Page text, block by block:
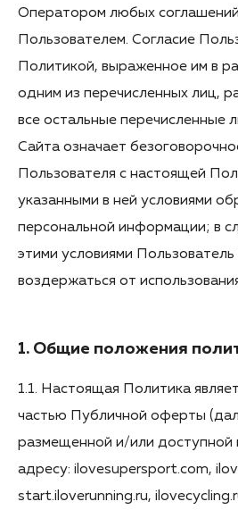
Оператором любых
Пользователем. Согласие
Политикой, выраженное им в
одним из перечисленных лиц,
все остальные перечисленные
Сайта означает
Пользователя с настоящей
указанными в ней условиями
персональной информации; в
этими условиями
воздержаться от
1. Общие положения
1.1. Настоящая Политика
частью Публичной оферты
размещенной и/или доступной
адресу: ilovesupersport.com,
start.iloverunning.ru,